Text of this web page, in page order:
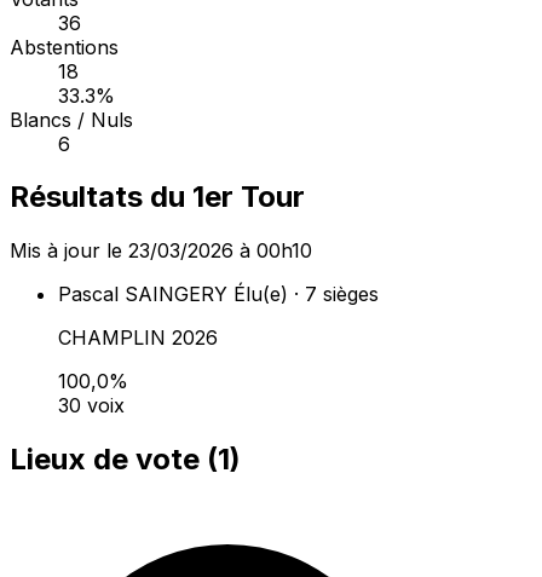
36
Abstentions
18
33.3%
Blancs / Nuls
6
Résultats du 1er Tour
Mis à jour le 23/03/2026 à 00h10
Pascal SAINGERY Élu(e) · 7 sièges
CHAMPLIN 2026
100,0%
30 voix
Lieux de vote (1)